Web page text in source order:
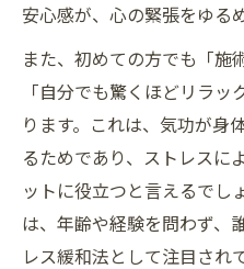
安心感が、心の緊張をゆる
また、初めての方でも「施
「自分でも驚くほどリラ
ります。これは、気功が身
るためであり、ストレスに
ットに役立つと言えるでし
は、年齢や経験を問わず、
レス緩和法として注目され